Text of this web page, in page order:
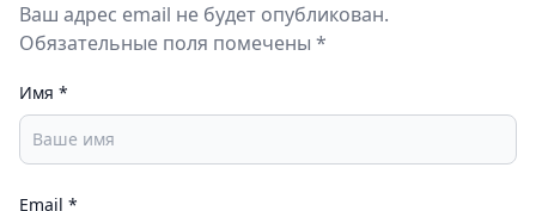
Ваш адрес email не будет опубликован.
Обязательные поля помечены *
Имя *
Email *